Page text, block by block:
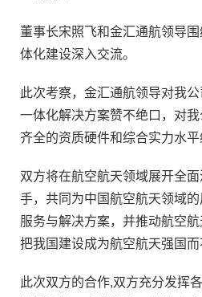
董事长宋照飞和金汇通航领导
体化建设深入交流。
此次考察，金汇通航领导对我
一体化解决方案赞不绝口，对
齐全的资质硬件和综合实力水平
双方将在航空航天领域展开全
手，共同为中国航空航天领域
服务与解决方案，并推动航空航
把我国建设成为航空航天强国而
此次双方的合作,双方充分发挥